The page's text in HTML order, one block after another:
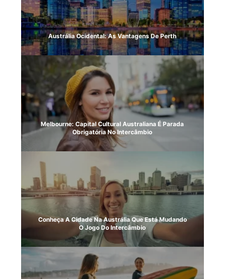
Austrália Ocidental: As Vantagens De Perth
Melbourne: Capital Cultural Australiana É Parada
Obrigatória No Intercâmbio
Conheça A Cidade Na Austrália Que Está Mudando
O Jogo Do Intercâmbio